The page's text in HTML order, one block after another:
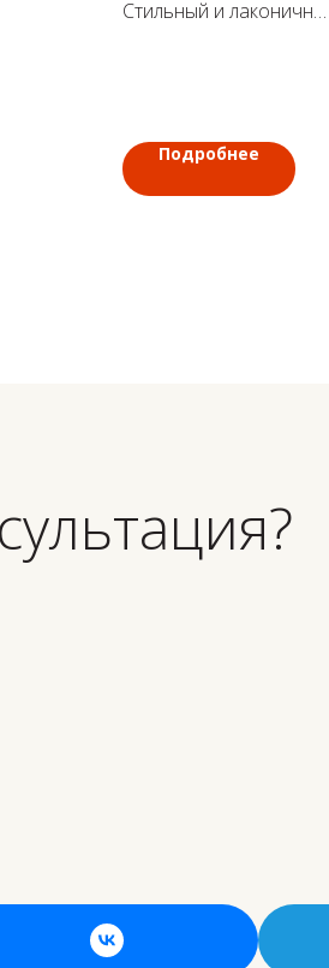
Стильный и лаконичный
Подробнее